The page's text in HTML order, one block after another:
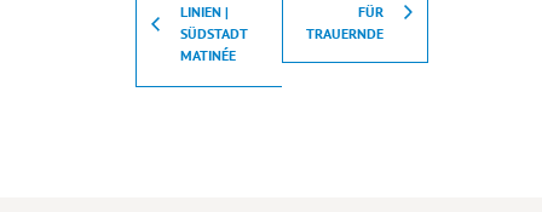
LINIEN |
SÜDSTADT
MATINÉE
FÜR
TRAUERNDE